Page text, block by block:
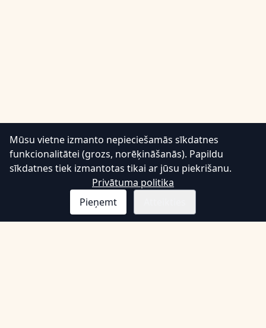
Mūsu vietne izmanto nepieciešamās sīkdatnes
funkcionalitātei (grozs, norēķināšanās). Papildu
sīkdatnes tiek izmantotas tikai ar jūsu piekrišanu.
Privātuma politika
Pieņemt